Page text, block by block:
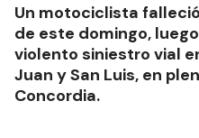
Un motociclista
de este domingo,
violento siniestro vial
Juan y San Luis, en
Concordia.